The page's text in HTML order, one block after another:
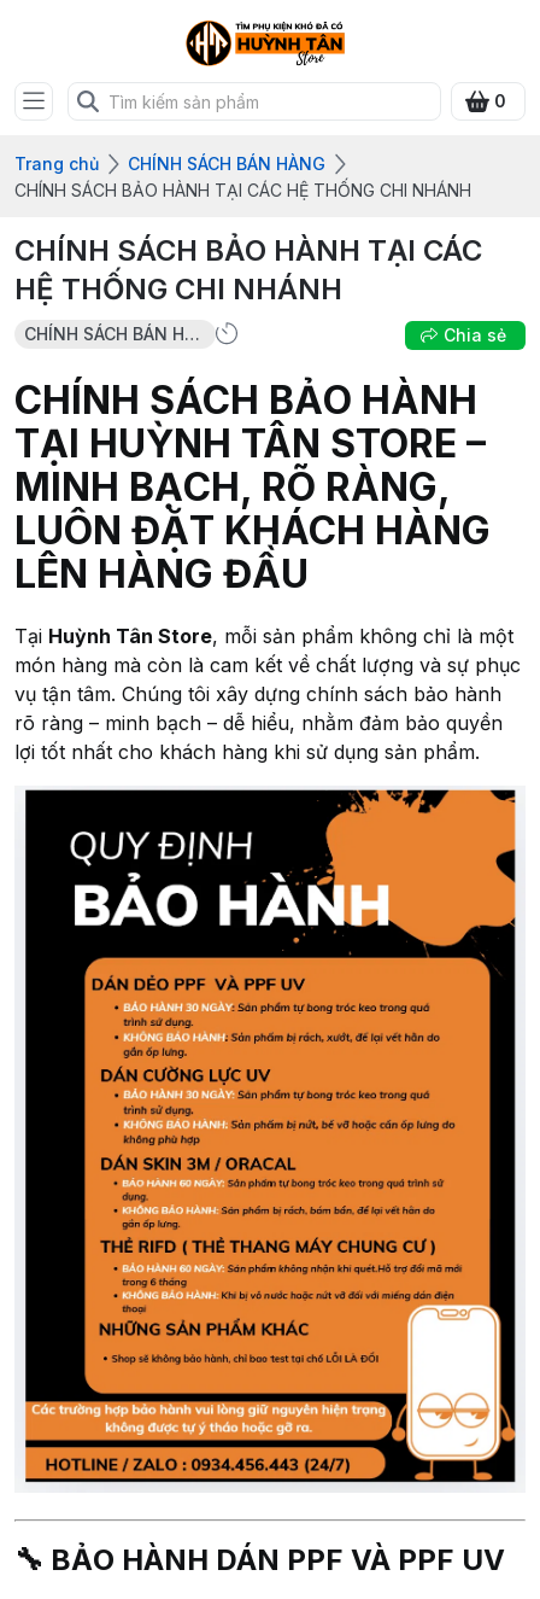
0
Trang chủ
CHÍNH SÁCH BÁN HÀNG
CHÍNH SÁCH BẢO HÀNH TẠI CÁC HỆ THỐNG CHI NHÁNH
CHÍNH SÁCH BẢO HÀNH TẠI CÁC
HỆ THỐNG CHI NHÁNH
CHÍNH SÁCH BÁN HÀNG Chia sẻ
CHÍNH SÁCH BẢO HÀNH
TẠI HUỲNH TÂN STORE –
MINH BẠCH, RÕ RÀNG,
LUÔN ĐẶT KHÁCH HÀNG
LÊN HÀNG ĐẦU
Tại Huỳnh Tân Store, mỗi sản phẩm không chỉ là một
món hàng mà còn là cam kết về chất lượng và sự phục
vụ tận tâm. Chúng tôi xây dựng chính sách bảo hành
rõ ràng – minh bạch – dễ hiểu, nhằm đảm bảo quyền
lợi tốt nhất cho khách hàng khi sử dụng sản phẩm.
🔧 BẢO HÀNH DÁN PPF VÀ PPF UV